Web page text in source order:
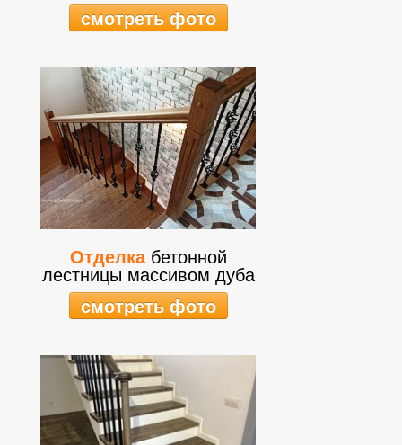
смотреть фото
Отделкабетонной
лестницы массивом дуба
смотреть фото